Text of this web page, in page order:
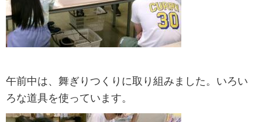
午前中は、舞ぎりつくりに取り組みました。いろい
ろな道具を使っています。